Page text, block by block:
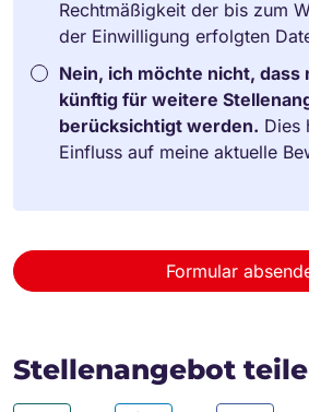
Rechtmäßigkeit der bis zum
der Einwilligung erfolgten
Nein, ich möchte nicht, dass
künftig für weitere
berücksichtigt werden. Dies
Einfluss auf meine aktuelle
Formular
Stellenangebot